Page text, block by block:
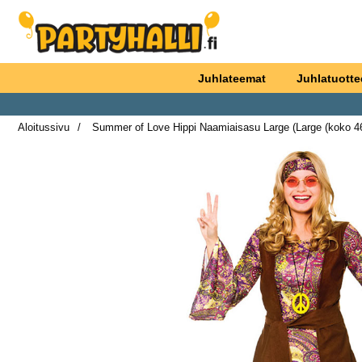
Ostoskori laajennettu Partyhallen AB
Juhlateemat
Aloitussivu
Summer of Love Hippi Naamiaisasu Large (Large (koko